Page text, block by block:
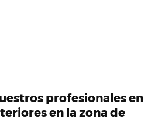
profesionales en
en la zona de